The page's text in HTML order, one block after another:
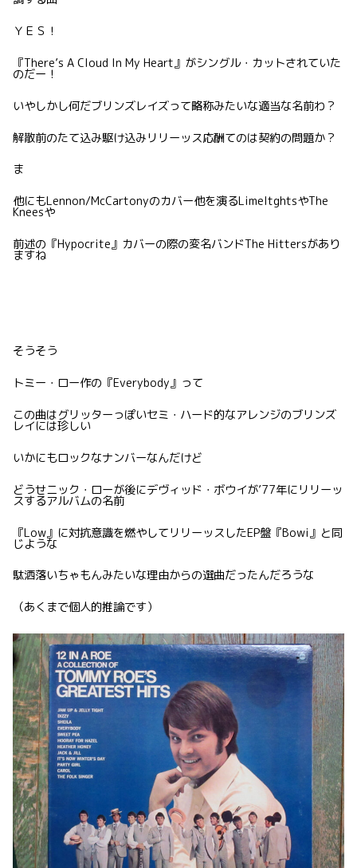
ＹＥＳ！
『There’s A Cloud In My Heart』がシングル・カットされていた
のだー！
いやしかし何だブリンズレイズって略称みたいな適当な名前わ？
解散前のたて込み駆け込みリリーッス応酬てのは契約の問題か？
ま
他にもLennon/McCartonyのカバー他を演るLimeltghtsやThe
Kneesや
前述の『Hypocrite』カバーの際の変名バンドThe Hittersがあり
ますね
そうそう
トミー・ロー作の『Everybody』って
この曲はグリッターっぽいセミ・ハード的なアレンジのブリンズ
レイには珍しい
いかにもロックなナンバーなんだけど
どうせニック・ローが後にデヴィッド・ボウイが’77年にリリーッ
スするアルバムの名前
『Low』に対抗意識を燃やしてリリーッスしたEP盤『Bowi』と同
じような
駄洒落いちゃもんみたいな理由からの選曲だったんだろうな
（あくまで個人的推論です）